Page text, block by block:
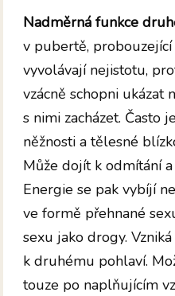
Nadměrná funkce
v pubertě,
vyvolávají nejistotu,
vzácně schopni ukázat
s nimi zacházet. Často
něžnosti a tělesné
Může dojít k odmítání
Energie se pak vybíjí
ve formě přehnané
sexu jako drogy.
k druhému pohlaví.
touze po naplňujícím